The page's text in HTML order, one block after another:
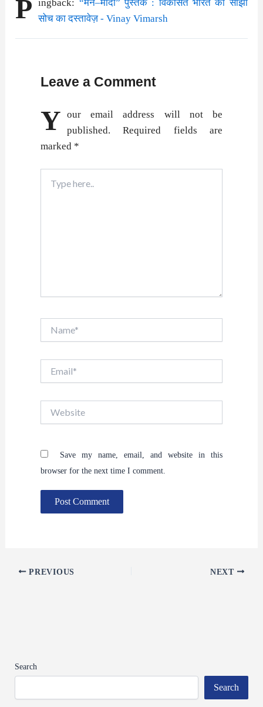
P ingback: “मन–मोदी” पुस्तक : विकसित भारत की साझा
सोच का दस्तावेज़ - Vinay Vimarsh
Leave a Comment
Y our email address will not be
published.
Required fields are
marked *
here..
Save my name, email, and website in this
browser for the next time I comment.
PREVIOUS NEXT
Search
Search